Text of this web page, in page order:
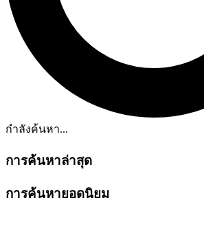
กำลังค้นหา...
การค้นหาล่าสุด
การค้นหายอดนิยม